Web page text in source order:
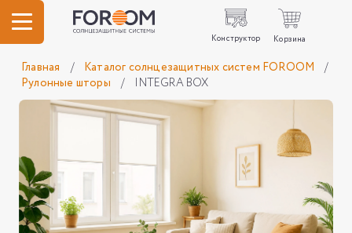
Конструктор Корзина
Главная / Каталог солнцезащитных систем FOROOM
/
Рулонные шторы
/ INTEGRA BOX